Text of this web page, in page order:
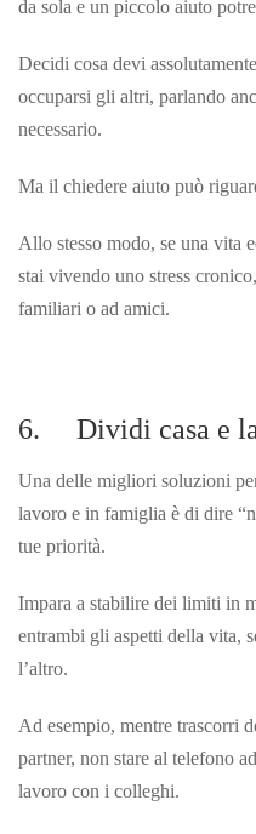
da sola e un piccolo aiuto
Decidi cosa devi
occuparsi gli altri, parlando
necessario.
Ma il chiedere aiuto può
Allo stesso modo, se una vita
stai vivendo uno stress
familiari o ad amici.
6. Dividi casa e
Una delle migliori soluzioni
lavoro e in famiglia è di dire
tue priorità.
Impara a stabilire dei limiti in
entrambi gli aspetti della vita,
l’altro.
Ad esempio, mentre trascorri
partner, non stare al telefono
lavoro con i colleghi.